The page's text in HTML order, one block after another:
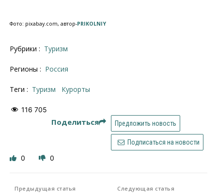
Фото: pixabay.com, автор-PRIKOLNIY
Рубрики : Туризм
Регионы : Россия
Теги : туризм курорты
116 705
Поделиться Предложить новость
Подписаться на новости
0 0
Предыдущая статья Следующая статья